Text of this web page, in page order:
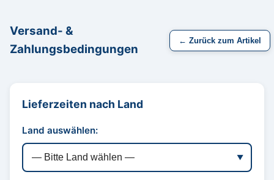
Versand- &
Zahlungsbedingungen
← Zurück zum Artikel
Lieferzeiten nach Land
Land auswählen: